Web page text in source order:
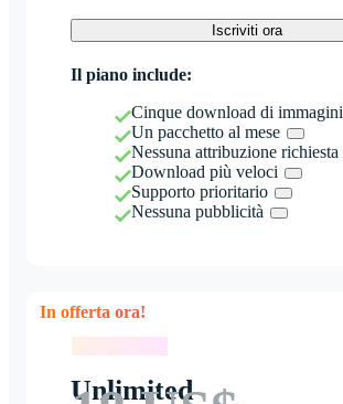
Iscriviti ora
Il piano include:
Cinque download di
Un pacchetto al mese
Nessuna attribuzione richiesta
Download più veloci
Supporto prioritario
Nessuna pubblicità
Unlimited